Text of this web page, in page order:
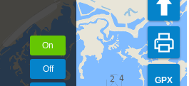
GPX